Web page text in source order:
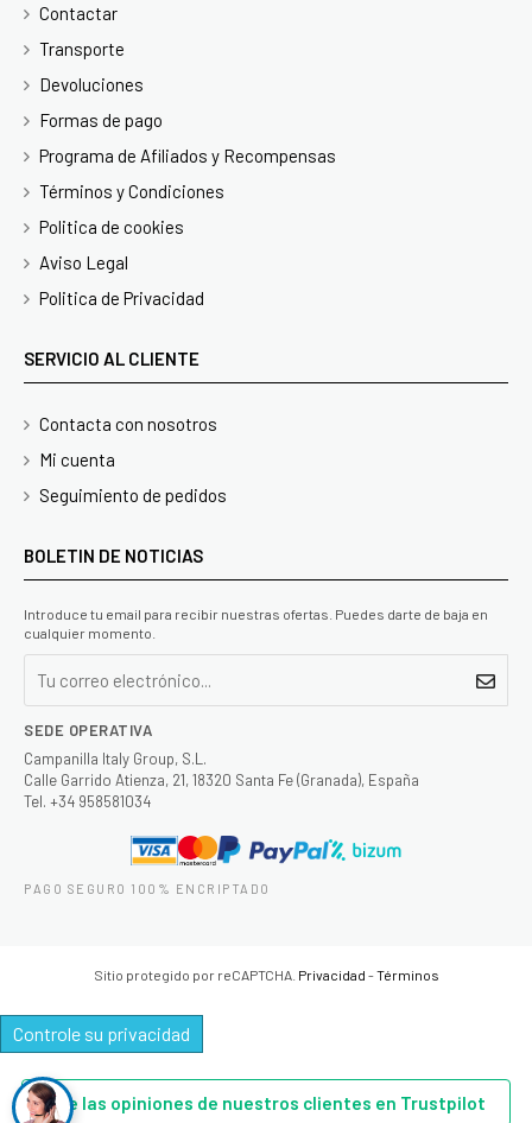
Contactar
Transporte
Devoluciones
Formas de pago
Programa de Afiliados y Recompensas
Términos y Condiciones
Politica de cookies
Aviso Legal
Politica de Privacidad
SERVICIO AL CLIENTE
Contacta con nosotros
Mi cuenta
Seguimiento de pedidos
BOLETIN DE NOTICIAS
Introduce tu email para recibir nuestras ofertas. Puedes darte de baja en
cualquier momento.
SEDE OPERATIVA
Campanilla Italy Group, S.L.
Calle Garrido Atienza, 21, 18320 Santa Fe (Granada), España
Tel. +34 958581034
PAGO SEGURO 100% ENCRIPTADO
Sitio protegido por reCAPTCHA. Privacidad -Términos
Controle su privacidad
Lee las opiniones de nuestros clientes en Trustpilot